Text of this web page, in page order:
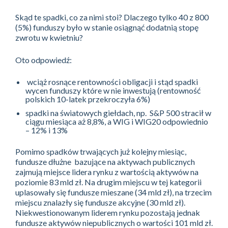
Skąd te spadki, co za nimi stoi? Dlaczego tylko 40 z 800
(5%) funduszy było w stanie osiągnąć dodatnią stopę
zwrotu w kwietniu?
Oto odpowiedź:
wciąż rosnące rentowności obligacji i stąd spadki
wycen funduszy które w nie inwestują (rentowność
polskich 10-latek przekroczyła 6%)
spadki na światowych giełdach, np. S&P 500 stracił w
ciągu miesiąca aż 8,8%, a WIG i WIG20 odpowiednio
– 12% i 13%
Pomimo spadków trwających już kolejny miesiąc,
fundusze dłużne bazujące na aktywach publicznych
zajmują miejsce lidera rynku z wartością aktywów na
poziomie 83 mld zł. Na drugim miejscu w tej kategorii
uplasowały się fundusze mieszane (34 mld zł), na trzecim
miejscu znalazły się fundusze akcyjne (30 mld zł).
Niekwestionowanym liderem rynku pozostają jednak
fundusze aktywów niepublicznych o wartości 101 mld zł.